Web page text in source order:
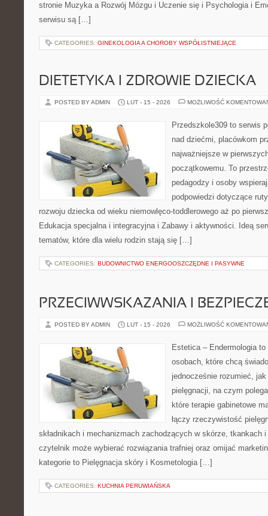
stronie Muzyka a Rozwój Mózgu i Uczenie się i Psychologia i
serwisu są […]
CATEGORIES: GINEKOLOGIA A CHOROBY WSPÓŁISTNIEJĄCE
DIETETYKA I ZDROWIE DZIECKA
POSTED BY ADMIN LUT - 15 - 2026 MOŻLIWOŚĆ
Przedszkole309 to serwis
nad dziećmi, placówkom
najważniejsze w
początkowemu. To
pedagodzy i osoby
podpowiedzi dotyczące
rozwoju dziecka od wieku niemowlęco-toddlerowego aż po
Edukacja specjalna i integracyjna i Zabawy i aktywności. Ideą
tematów, które dla wielu rodzin stają się […]
CATEGORIES: BUDOWNICTWO ENERGOOSZCZĘDNE I PASYWNE
PRZECIWWSKAZANIA I
POSTED BY ADMIN LUT - 15 - 2026 MOŻLIWOŚĆ
Estetica – Endermologia
osobach, które chcą
jednocześnie rozumieć, jak
pielęgnacji, na czym
które terapie gabinetowe
łączy rzeczywistość
składnikach i mechanizmach zachodzących w skórze, tkankach
czytelnik może wybierać rozwiązania trafniej oraz omijać
kategorie to Pielęgnacja skóry i Kosmetologia […]
CATEGORIES: KUCHNIA PERUWIAŃSKA